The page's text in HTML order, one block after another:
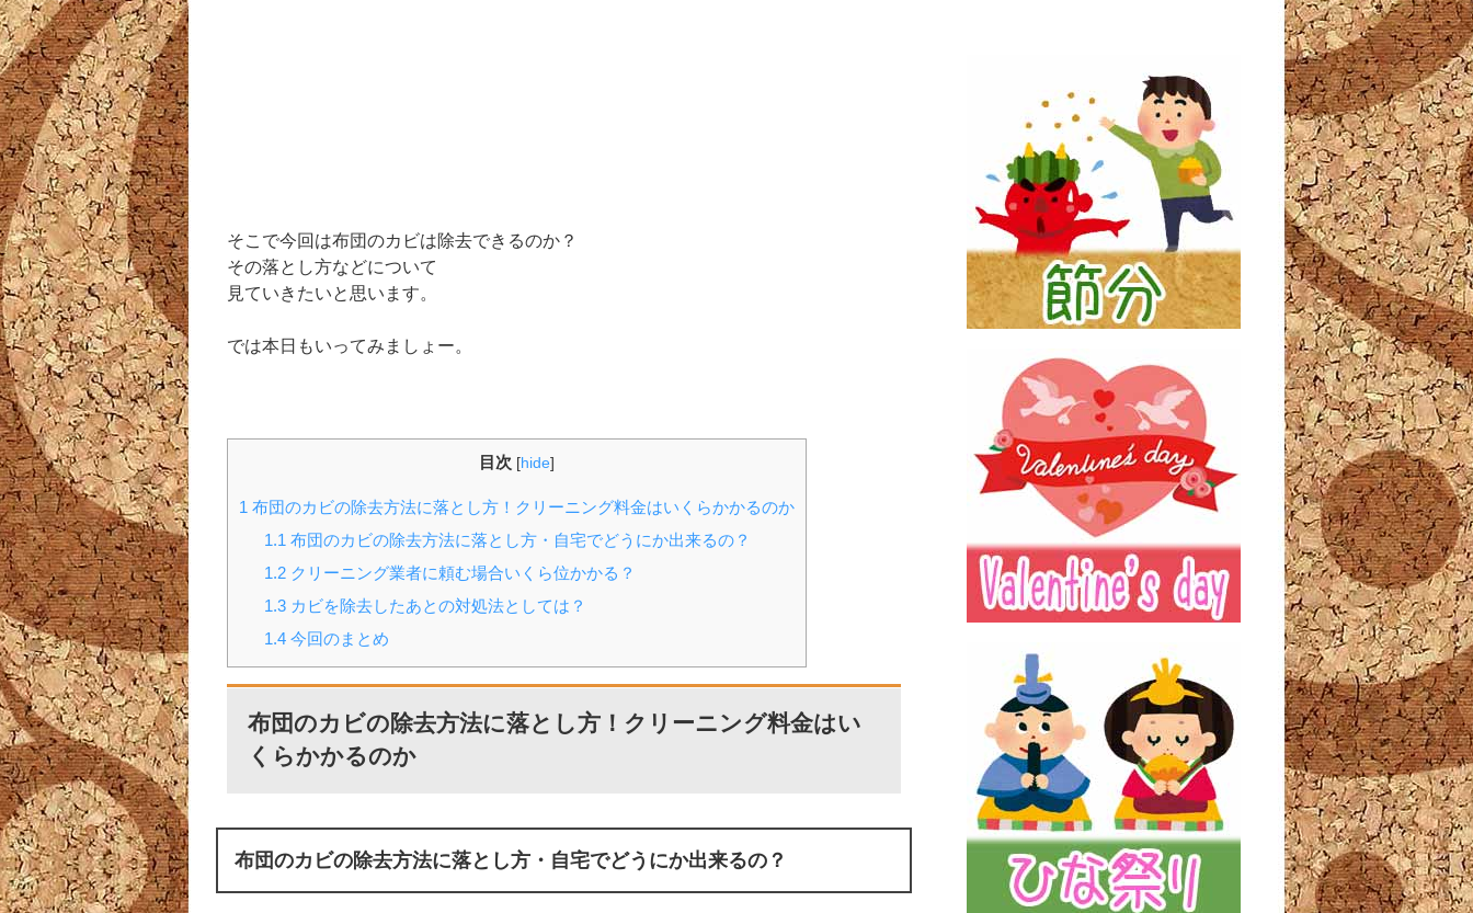
そこで今回は布団のカビは除去できるのか？
その落とし方などについて
見ていきたいと思います。
では本日もいってみましょー。
目次 [hide]
1 布団のカビの除去方法に落とし方！クリーニング料金はいくらかかるのか
1.1 布団のカビの除去方法に落とし方・自宅でどうにか出来るの？
1.2クリーニング業者に頼む場合いくら位かかる？
1.3カビを除去したあとの対処法としては？
1.4今回のまとめ
布団のカビの除去方法に落とし方！クリーニング料金はい
くらかかるのか
布団のカビの除去方法に落とし方・自宅でどうにか出来るの？